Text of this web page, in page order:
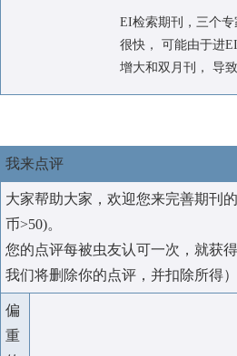
EI检索期刊，三个
很快， 可能由于进
增大和双月刊， 导
我来点评
大家帮助大家，欢迎您来完善期刊
币>50)。
您的点评每被虫友认可一次，就获得
我们将删除你的点评，并扣除所得）
偏
重